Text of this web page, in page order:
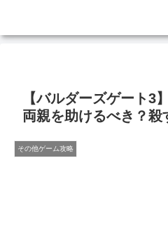
【バルダーズゲート3
両親を助けるべき？殺
その他ゲーム攻略